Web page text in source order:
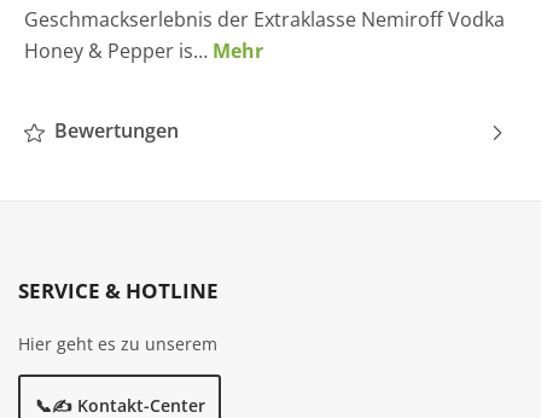
Geschmackserlebnis der Extraklasse Nemiroff Vodka
Honey & Pepper is… Mehr
Bewertungen
SERVICE & HOTLINE
Hier geht es zu unserem
📞✍️ Kontakt-Center